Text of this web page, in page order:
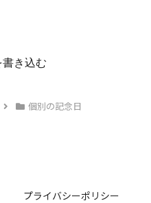
書き込む
個別の記念日
プライバシーポリシー